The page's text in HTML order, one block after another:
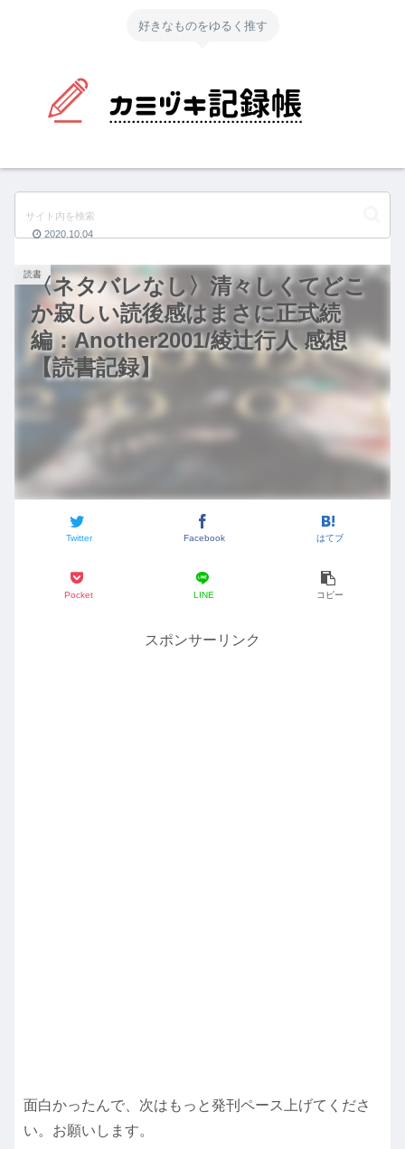
好きなものをゆるく推す
〈ネタバレなし〉清々しくてどこ
か寂しい読後感はまさに正式続
編：Another2001/綾辻行人 感想
【読書記録】
読書
Twitter Facebook はてブ
Pocket LINE コピー
2020.10.04
スポンサーリンク
面白かったんで、次はもっと発刊ペース上げてくださ
い。お願いします。